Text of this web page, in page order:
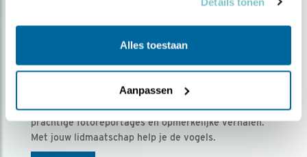
Alles toestaan
Aanpassen
Ontvang 5 x Vogels voor € 36,00 per jaar
Vogels is het tijdschrift voor onze leden, met
prachtige fotoreportages en opmerkelijke verhalen.
Met jouw lidmaatschap help je de vogels.